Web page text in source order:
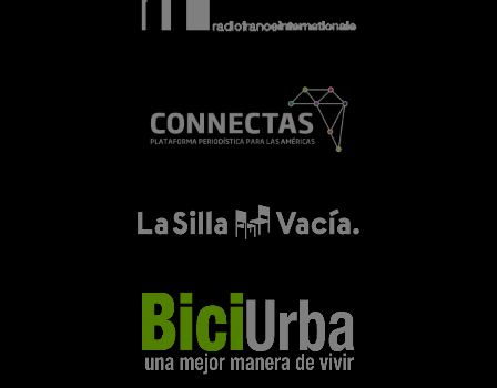
“La dependencia emocional afecta más a las
mujeres”: Paloma Carvajalino, psicóloga y
26 Septiembre, 2025